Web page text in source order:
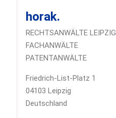
horak.
RECHTSANWÄLTE LEIPZIG
FACHANWÄLTE
PATENTANWÄLTE
Friedrich-List-Platz 1
04103 Leipzig
Deutschland